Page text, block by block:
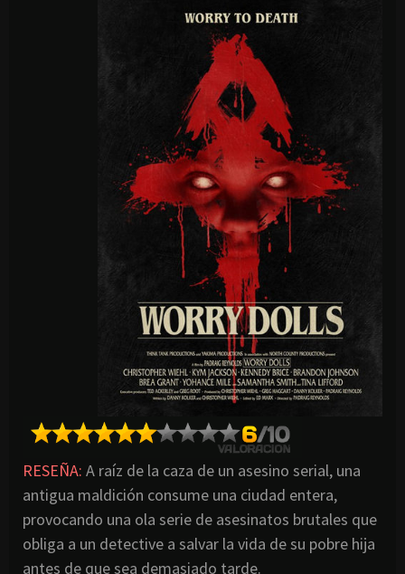
RESEÑA: A raíz de la caza de un asesino serial, una
antigua maldición consume una ciudad entera,
provocando una ola serie de asesinatos brutales que
obliga a un detective a salvar la vida de su pobre hija
antes de que sea demasiado tarde.